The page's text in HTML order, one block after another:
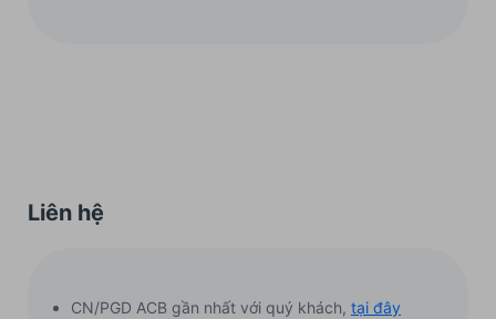
Liên hệ
CN/PGD ACB gần nhất với quý khách, tại đây